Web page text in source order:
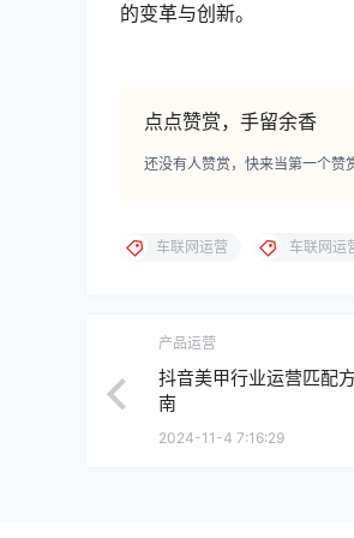
的变革与创新。
点点赞赏，手留余香
还没有人赞赏，快来当第一个赞
车联网运营 车联网运
产品运营
抖音美甲行业运营匹配
南
2024-11-4 7:16:29